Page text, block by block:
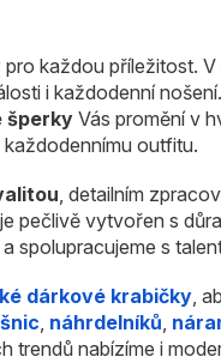
pro každou příležitost. V
i každodenní nošení.
šperkyVás promění v
outfitu.
, detailním
pečlivě vytvořen s
spolupracujeme s
dárkové krabičky,
, náhrdelníků,
trendů nabízíme i